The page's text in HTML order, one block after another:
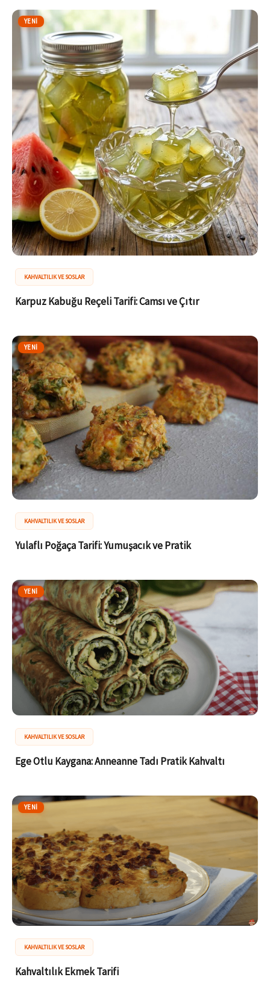
YENI
KAHVALTILIK VE SOSLAR
Karpuz Kabuğu Reçeli Tarifi: Camsı ve Çıtır
YENI
KAHVALTILIK VE SOSLAR
Yulaflı Poğaça Tarifi: Yumuşacık ve Pratik
YENI
KAHVALTILIK VE SOSLAR
Ege Otlu Kaygana: Anneanne Tadı Pratik Kahvaltı
YENI
KAHVALTILIK VE SOSLAR
Kahvaltılık Ekmek Tarifi